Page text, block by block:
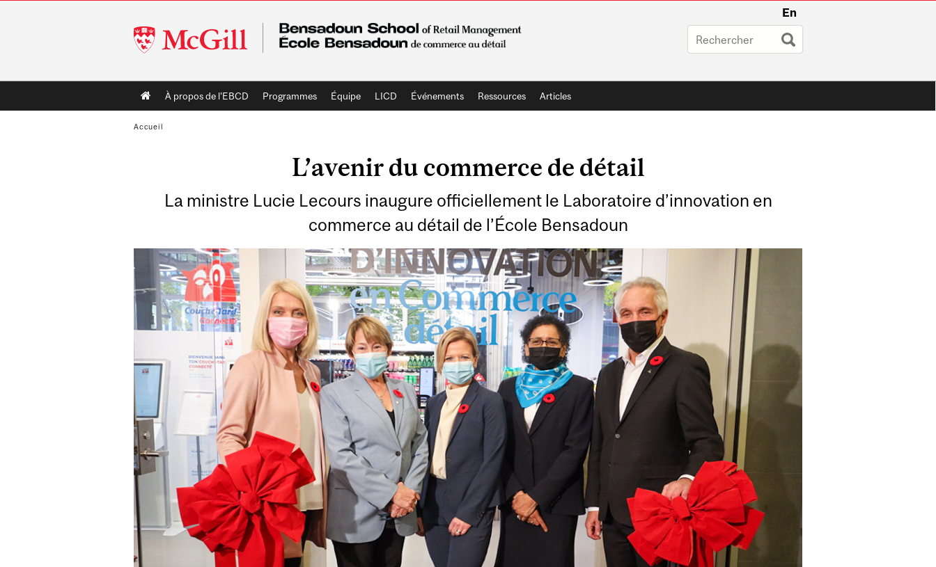
McGill
University
En
Main
navigation
À propos de l'EBCD Programmes Équipe LICD Événements Ressources Articles
Accueil
L’avenir du commerce de détail
La ministre Lucie Lecours inaugure officiellement le Laboratoire d’innovation en
commerce au détail de l’École Bensadoun